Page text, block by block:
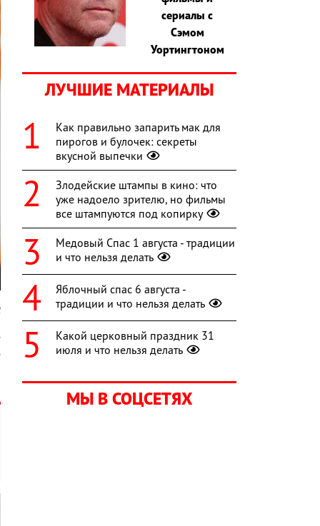
сериалы с
Сэмом
Уортингтоном
ЛУЧШИЕ МАТЕРИАЛЫ
Как правильно запарить мак для
пирогов и булочек: секреты
вкусной выпечки
Злодейские штампы в кино: что
уже надоело зрителю, но фильмы
все штампуются под копирку
Медовый Спас 1 августа - традиции
и что нельзя делать
Яблочный спас 6 августа -
традиции и что нельзя делать
Какой церковный праздник 31
июля и что нельзя делать
МЫ В СОЦСЕТЯХ